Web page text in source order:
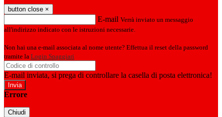
button close ×
E-mail Verrà inviato un messaggio
all'indirizzo indicato con le istruzioni necessarie.
Non hai una e-mail associata al nome utente? Effettua il reset della password
tramite la Login Spaggiari
E-mail inviata, si prega di controllare la casella di posta elettronica!
Errore
Chiudi